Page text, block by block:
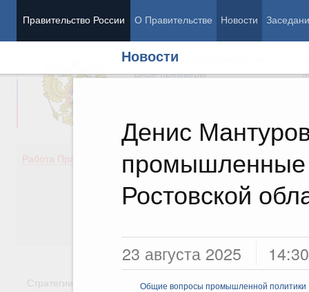
Правительство России О Правительстве Новости
Новости
Денис
промышленные
Ростовской
23 августа 2025 14:30
Общие вопросы промышленной политики
Председатель Правительства
Вице-премьеры
Работа Правительства
Демография
Здоровье
Культура
Стратегии Государственные программы